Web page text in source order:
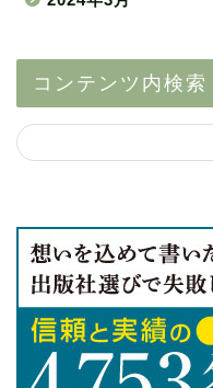
コンテンツ内検索